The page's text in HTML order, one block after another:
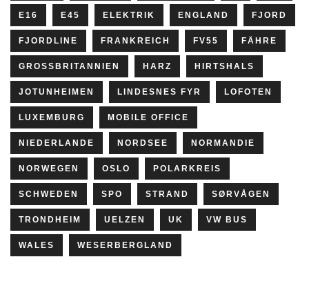
E16 E45 ELEKTRIK ENGLAND FJORD
FJORDLINE FRANKREICH FV55 FÄHRE
GROSSBRITANNIEN HARZ HIRTSHALS
JOTUNHEIMEN LINDESNES FYR LOFOTEN
LUXEMBURG MOBILE OFFICE
NIEDERLANDE NORDSEE NORMANDIE
NORWEGEN OSLO POLARKREIS
SCHWEDEN SPO STRAND SØRVÅGEN
TRONDHEIM UELZEN UK VW BUS
WALES WESERBERGLAND